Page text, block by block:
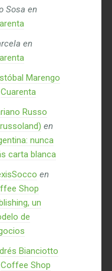
Sosa en
en
Marengo
Cuarenta
Russo
en
nunca
carta blanca
en
Shop
un
de
Bianciotto
Coffee Shop